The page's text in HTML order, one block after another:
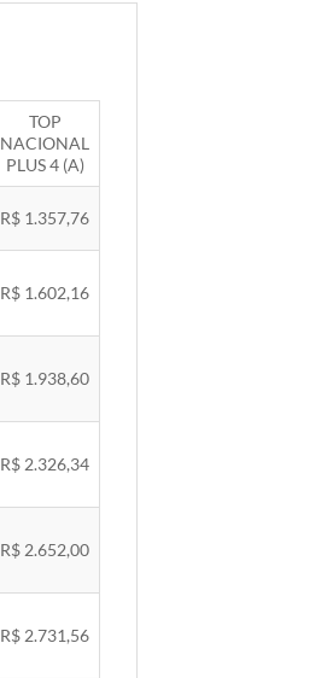
TOP
NACIONAL
PLUS 4 (A)
R$ 1.357,76
R$ 1.602,16
R$ 1.938,60
R$ 2.326,34
R$ 2.652,00
R$ 2.731,56